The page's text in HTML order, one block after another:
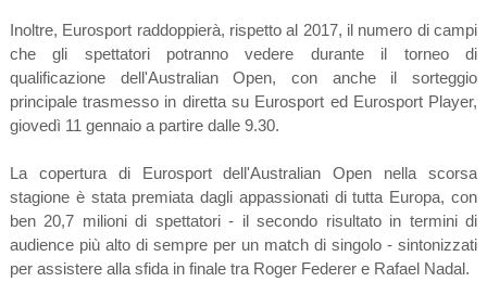
Inoltre, Eurosport raddoppierà, rispetto al 2017, il numero di campi
che gli spettatori potranno vedere durante il torneo di
qualificazione dell'Australian Open, con anche il sorteggio
principale trasmesso in diretta su Eurosport ed Eurosport Player,
giovedì 11 gennaio a partire dalle 9.30.
La copertura di Eurosport dell'Australian Open nella scorsa
stagione è stata premiata dagli appassionati di tutta Europa, con
ben 20,7 milioni di spettatori - il secondo risultato in termini di
audience più alto di sempre per un match di singolo - sintonizzati
per assistere alla sfida in finale tra Roger Federer e Rafael Nadal.